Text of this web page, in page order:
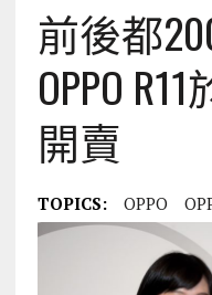
前後都
OPPO
開賣
TOPICS: OPPO